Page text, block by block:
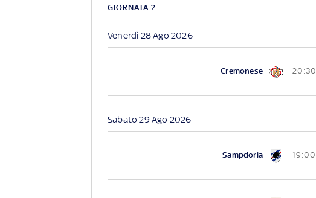
GIORNATA 2
Venerdì 28 Ago 2026
Cremonese 20:30
Sabato 29 Ago 2026
Sampdoria 19:00